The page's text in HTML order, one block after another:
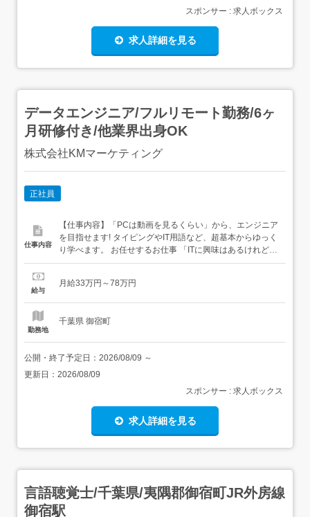
スポンサー : 求人ボックス
求人詳細を見る
データエンジニア/フルリモート勤務/6ヶ
月研修付き/他業界出身OK
株式会社KMマーケティング
正社員
仕事内容
【仕事内容】「PCは動画を見るくらい」から、エンジニア
を目指せます! タイピングやIT用語など、超基本からゆっく
り学べます。 お任せするお仕事 「ITに興味はあるけれど、
何から始めればいいか分からない」そんな方を研修からサ
ジニアを募集します6ヶ月間は研修中心で、現場へのデビ
給与
月給33万円～78万円
勤務地
千葉県 御宿町
公開・終了予定日： 2026/08/09 ～
更新日： 2026/08/09
スポンサー : 求人ボックス
求人詳細を見る
言語聴覚士/千葉県/夷隅郡御宿町JR外房線
御宿駅